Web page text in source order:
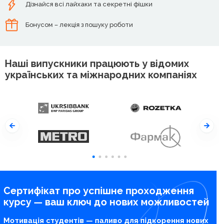
Дізнайся всі лайхаки та секретні фішки
Бонусом – лекція з пошуку роботи
Наші випускники працюють у відомих
українських та міжнародних компаніях
Сертифікат про успішне проходження
курсу — ваш ключ до нових можливостей
Мотивація студентів — паливо для підкорення нових